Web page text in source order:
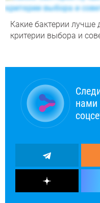
Какие бактерии
критерии выбора и
нами